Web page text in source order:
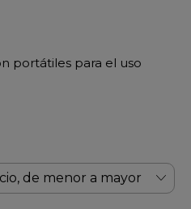
portátiles para el uso